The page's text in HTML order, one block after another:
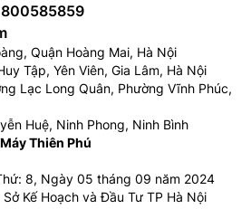
Quận Hoàng Mai, Hà Nội
Tập, Yên Viên, Gia Lâm, Hà Nội
Lạc Long Quân, Phường Vĩnh Phúc,
Huệ, Ninh Phong, Ninh Bình
Thiên Phú
8, Ngày 05 tháng 09 năm 2024
Kế Hoạch và Đầu Tư TP Hà Nội